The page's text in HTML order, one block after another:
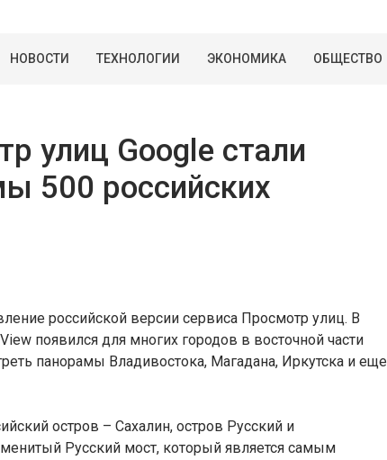
НОВОСТИ ТЕХНОЛОГИИ ЭКОНОМИКА ОБЩЕСТВО
улиц Google стали
500 российских
российской версии сервиса Просмотр улиц. В
появился для многих городов в восточной части
панорамы Владивостока, Магадана, Иркутска и еще
остров – Сахалин, остров Русский и
Русский мост, который является самым